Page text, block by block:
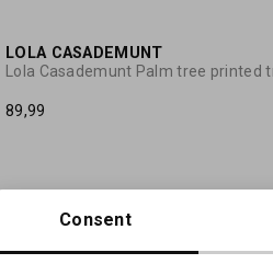
LOLA CASADEMUNT
89,99
Consent